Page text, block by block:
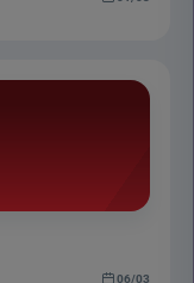
06/03